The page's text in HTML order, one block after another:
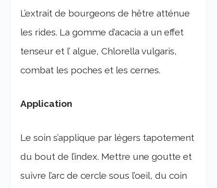
L’extrait de bourgeons de hêtre atténue
les rides. La gomme d’acacia a un effet
tenseur et l’ algue, Chlorella vulgaris,
combat les poches et les cernes.
Application
Le soin s’applique par légers tapotement
du bout de l’index. Mettre une goutte et
suivre l’arc de cercle sous l’oeil, du coin